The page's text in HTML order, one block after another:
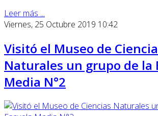
Leer más ...
Viernes, 25 Octubre 2019 10:42
Visitó el Museo de
Naturales un grupo de la
Media N°2